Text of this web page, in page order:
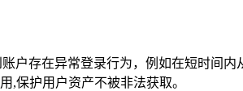
户存在异常登录行为，例如在短时间
用,保护用户资产不被非法获取。